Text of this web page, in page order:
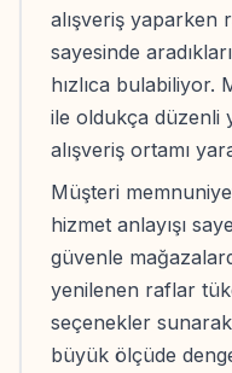
alışveriş yaparken
sayesinde
hızlıca bulabiliyor.
ile oldukça düzenli
alışveriş ortamı
Müşteri
hizmet anlayışı
güvenle
yenilenen raflar
seçenekler
büyük ölçüde